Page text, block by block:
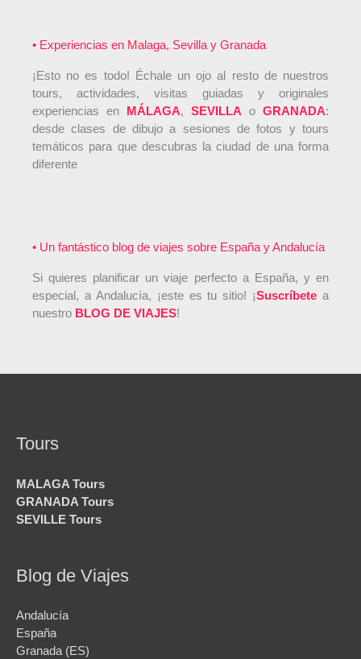
• Experiencias en Malaga, Sevilla y Granada
¡Esto no es todo! Échale un ojo al resto de nuestros
tours, actividades, visitas guiadas y originales
experiencias en MÁLAGA, SEVILLA o GRANADA:
desde clases de dibujo a sesiones de fotos y tours
temáticos para que descubras la ciudad de una forma
diferente
• Un fantástico blog de viajes sobre España y Andalucía
Si quieres planificar un viaje perfecto a España, y en
especial, a Andalucía, ¡este es tu sitio! ¡Suscríbete a
nuestro BLOG DE VIAJES!
Tours
MALAGA Tours
GRANADA Tours
SEVILLE Tours
Blog de Viajes
Andalucía
España
Granada (ES)